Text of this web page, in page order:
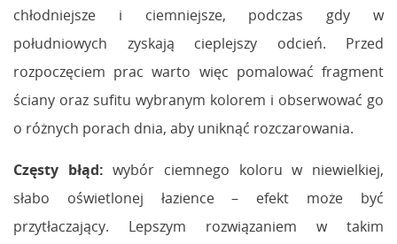
chłodniejsze i ciemniejsze, podczas gdy w
południowych zyskają cieplejszy odcień. Przed
rozpoczęciem prac warto więc pomalować fragment
ściany oraz sufitu wybranym kolorem i obserwować go
o różnych porach dnia, aby uniknąć rozczarowania.
Częsty błąd: wybór ciemnego koloru w niewielkiej,
słabo oświetlonej łazience – efekt może być
przytłaczający. Lepszym rozwiązaniem w takim